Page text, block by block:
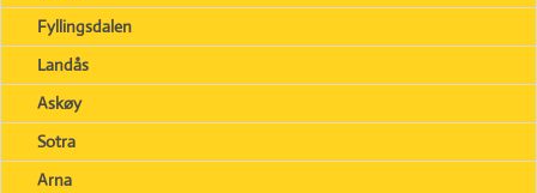
Fyllingsdalen
Landås
Askøy
Sotra
Arna